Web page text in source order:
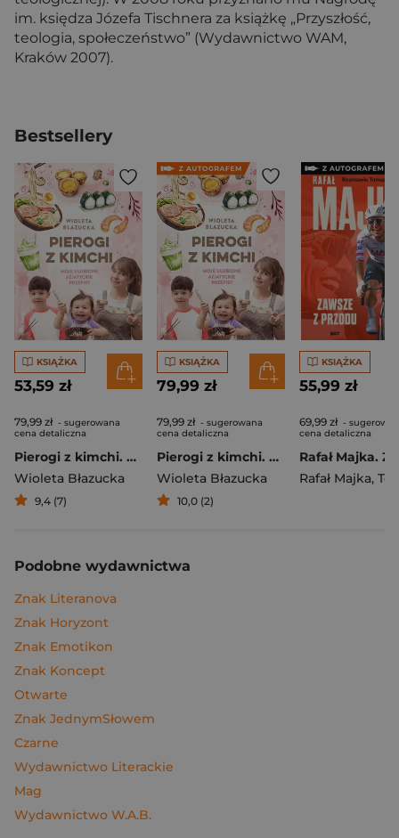
im. księdza Józefa Tischnera za książkę „Przyszłość,
teologia, społeczeństwo” (Wydawnictwo WAM,
Kraków 2007).
Bestsellery
KSIĄŻKA
53,59 zł
79,99 zł - sugerowana
cena detaliczna
Pierogi z kimchi. Moje ulubione azjatyckie przepisy
Wioleta Błazucka
9,4 (7)
KSIĄŻKA
79,99 zł
79,99 zł - sugerowana
cena detaliczna
Pierogi z kimchi. Moje ulubione azjatyckie przepisy - książka z autografem
Wioleta Błazucka
10,0 (2)
KSIĄŻKA
55,99 zł
69,99 zł -
cena detaliczna
Rafał Majka,
Podobne wydawnictwa
Znak Literanova
Znak Horyzont
Znak Emotikon
Znak Koncept
Otwarte
Znak JednymSłowem
Czarne
Wydawnictwo Literackie
Mag
Wydawnictwo W.A.B.